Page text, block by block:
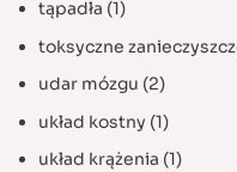
tąpadła (1)
toksyczne
udar mózgu (2)
układ kostny (1)
układ krążenia (1)